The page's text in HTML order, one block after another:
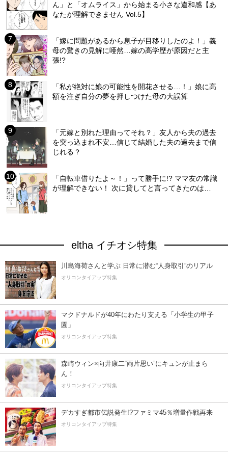
ん」と「オムライス」から始まる小さな違和感【あ
なたが理解できません Vol.5】
「嫁に問題があるから息子が目移りしたのよ！」義
母の驚きの見解に唖然…嫁の高学歴が原因だと主
張!?
「私が絶対に娘の可能性を開花させる…！」娘に高
額を注ぎ自分の夢を押しつけた母の大誤算
「元嫁と別れた理由ってそれ？」友人から夫の過去
を突っ込まれ不安…信じて結婚した夫の過去まで信
じれる？
「自転車借りたよ～！」って勝手に!? ママ友の常識
が理解できない！ 次に貸してと言ってきたのは…
eltha イチオシ特集
川島海荷さんと学ぶ 日常に潜む“人身取引”のリアル
オリコンタイアップ特集
マクドナルドが40年にわたり支える「小学生の甲子
園」
オリコンタイアップ特集
森崎ウィン×向井康二“両片思い”にキュンが止まら
ん！
オリコンタイアップ特集
デカすぎ都市伝説発生!?ファミマ45％増量作戦再来
オリコンタイアップ特集